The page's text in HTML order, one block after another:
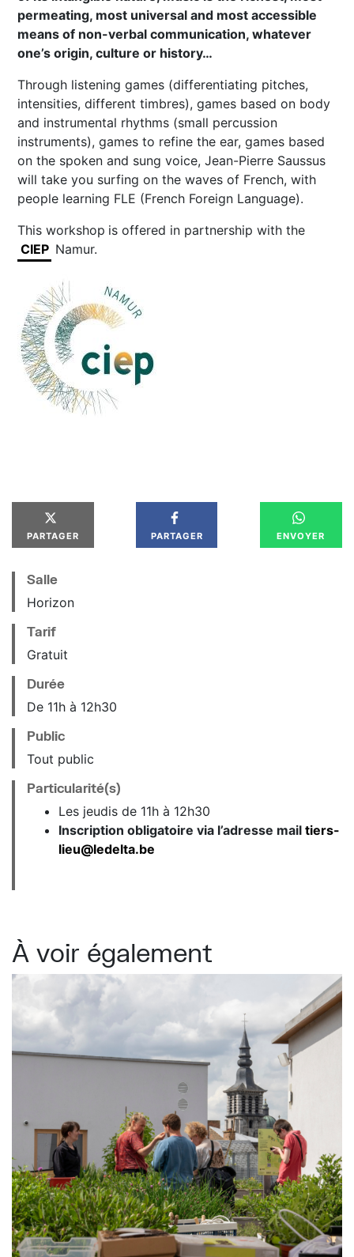
permeating, most universal and most accessible
means of non-verbal communication, whatever
one’s origin, culture or history…
Through listening games (differentiating pitches,
intensities, different timbres), games based on body
and instrumental rhythms (small percussion
instruments), games to refine the ear, games based
on the spoken and sung voice, Jean-Pierre Saussus
will take you surfing on the waves of French, with
people learning FLE (French Foreign Language).
This workshop is offered in partnership with the
CIEP Namur.
PARTAGER PARTAGER ENVOYER
Salle
Horizon
Tarif
Gratuit
Durée
De 11h à 12h30
Public
Tout public
Particularité(s)
Les jeudis de 11h à 12h30
Inscription obligatoire via l’adresse mail tiers-
lieu@ledelta.be
À voir également